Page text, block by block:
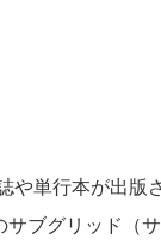
単行本が出版
ブグリッド（